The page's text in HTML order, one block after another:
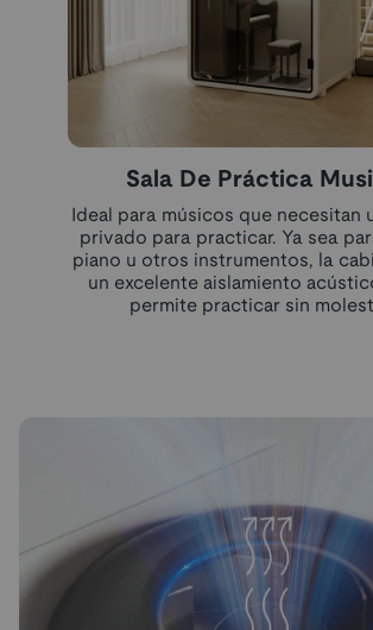
Sala De Práctica
Ideal para músicos que necesitan
privado para practicar. Ya sea
piano u otros instrumentos, la
un excelente aislamiento
permite practicar sin